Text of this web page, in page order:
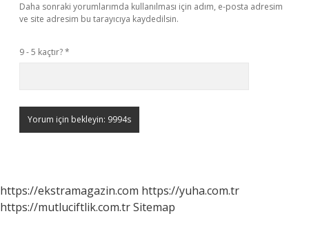
Daha sonraki yorumlarımda kullanılması için adım, e-posta adresim
ve site adresim bu tarayıcıya kaydedilsin.
9 - 5 kaçtır?*
https://ekstramagazin.com https://yuha.com.tr
https://mutluciftlik.com.trSitemap